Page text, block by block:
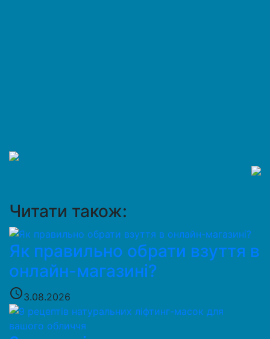
Читати також:
Як правильно обрати взуття в
онлайн-магазині?
access_time3.08.2026